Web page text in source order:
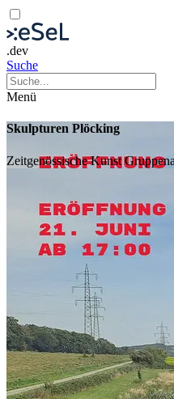
.dev
Suche
Menü
Skulpturen Plöcking
Zeitgenössische Kunst